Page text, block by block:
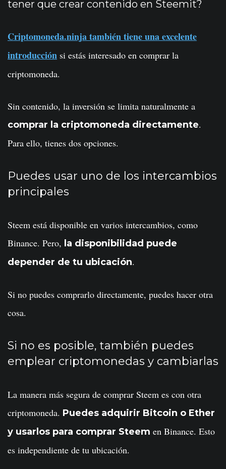
tener que crear contenido en Steemit?
Criptomoneda.ninja también tiene una excelente
introducción si estás interesado en comprar la
criptomoneda.
Sin contenido, la inversión se limita naturalmente a
comprar la criptomoneda directamente.
Para ello, tienes dos opciones.
Puedes usar uno de los intercambios
principales
Steem está disponible en varios intercambios, como
Binance. Pero, la disponibilidad puede
depender de tu ubicación.
Si no puedes comprarlo directamente, puedes hacer otra
cosa.
Si no es posible, también puedes
emplear criptomonedas y cambiarlas
La manera más segura de comprar Steem es con otra
criptomoneda. Puedes adquirir Bitcoin o Ether
y usarlos para comprar Steem en Binance. Esto
es independiente de tu ubicación.